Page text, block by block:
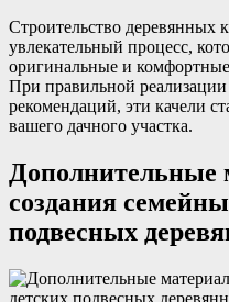
Строительство деревянных
увлекательный процесс,
оригинальные и
При правильной
рекомендаций, эти качели
вашего дачного участка.
Дополнительные
создания
подвесных